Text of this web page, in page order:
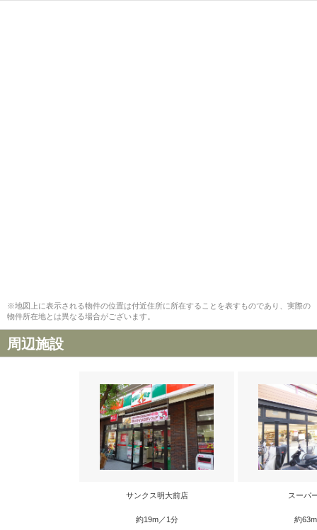
※地図上に表示される物件の位置は付近住所に所在することを表すものであり、実際の
物件所在地とは異なる場合がございます。
周辺施設
サンクス明大前店
約19m／1分
スーパ
約